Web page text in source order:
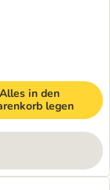
Alles in den
legen